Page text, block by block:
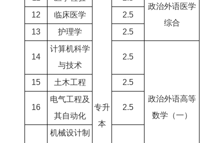
专升
本
政治外语医学
综合
12 临床医学
2.5
13
护理学 2.5
14
计算机科学
与技术
2.5
政治外语高等
数学（一）
15 土木工程 2.5
16
电气工程及
其自动化
2.5
机械设计制